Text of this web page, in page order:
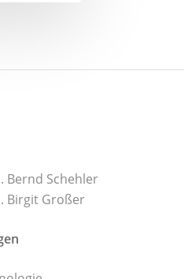
Bernd Schehler
Birgit Großer